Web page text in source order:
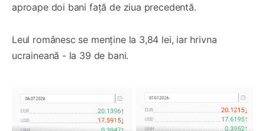
aproape doi bani față de ziua precedentă.
Leul românesc se menține la 3,84 lei, iar hrivna
ucraineană - la 39 de bani.